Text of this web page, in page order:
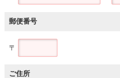
郵便番号
〒
ご住所